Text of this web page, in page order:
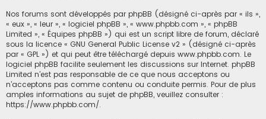
Nos forums sont développés par phpBB (désigné ci-après par « ils »,
« eux », « leur », « logiciel phpBB », « www.phpbb.com », « phpBB
Limited », « Équipes phpBB ») qui est un script libre de forum, déclaré
sous la licence « GNU General Public License v2 » (désigné ci-après
par « GPL ») et qui peut être téléchargé depuis www.phpbb.com. Le
logiciel phpBB facilite seulement les discussions sur Internet. phpBB
Limited n’est pas responsable de ce que nous acceptons ou
n’acceptons pas comme contenu ou conduite permis. Pour de plus
amples informations au sujet de phpBB, veuillez consulter :
https://www.phpbb.com/.